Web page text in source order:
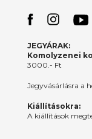
JEGYÁRAK:
Komolyzenei
3000.- Ft
Jegyvásárlásra a
Kiállításokra:
A kiállítások